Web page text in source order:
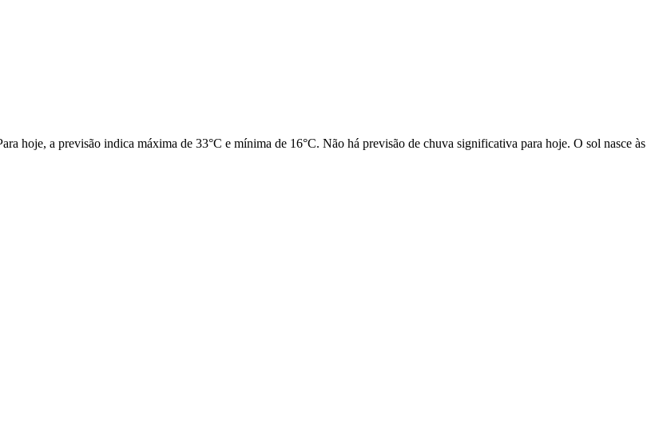
hoje, a previsão indica máxima de 33°C e mínima de 16°C. Não há previsão de chuva significativa para hoje. O sol nasce às